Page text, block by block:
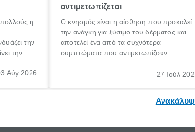
η
την
την
Αύγ 2026
αντιμετωπίζεται
Ο κνησμός είναι η αίσθηση που προκαλεί
την ανάγκη για ξύσιμο του δέρματος και
αποτελεί ένα από τα συχνότερα
συμπτώματα που αντιμετωπίζουν
πληροφορίες για το «κνησμός τι είναι»,
27 Ιούλ